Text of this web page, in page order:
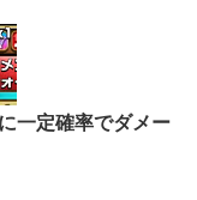
一定確率でダメー